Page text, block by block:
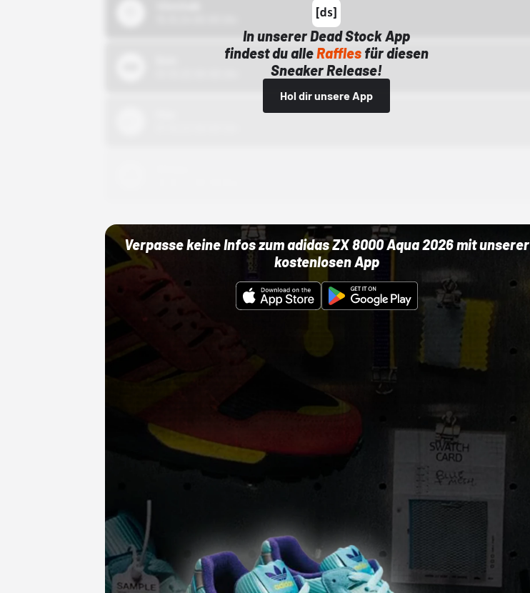
In unserer Dead Stock App
findest du alleRaffles für diesen
Sneaker Release!
Hol dir unsere App
Verpasse keine Infos zum adidas ZX 8000 Aqua 2026 mit unserer
kostenlosen App